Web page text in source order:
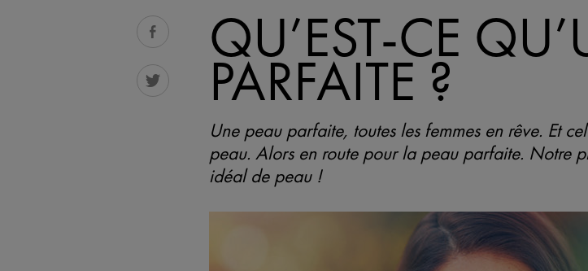
QU’EST-CE
PARFAITE ?
Une peau parfaite, toutes les femmes en rêve. Et
peau. Alors en route pour la peau parfaite. Notre
idéal de peau !